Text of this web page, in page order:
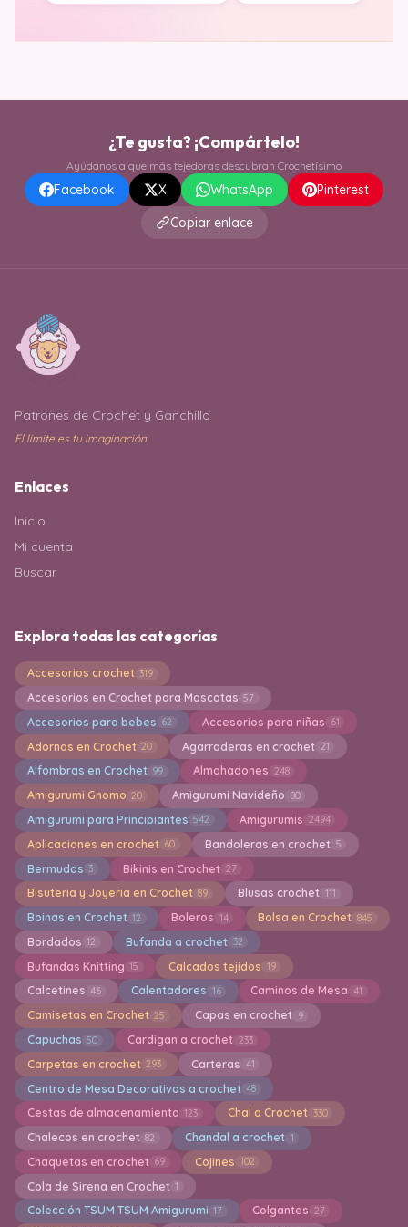
¿Te gusta? ¡Compártelo!
Ayúdanos a que más tejedoras descubran Crochetísimo
Facebook X WhatsApp
Pinterest
Copiar enlace
Patrones de Crochet y Ganchillo
El límite es tu imaginación
Enlaces
Inicio
Mi cuenta
Buscar
Explora todas las categorías
Accesorios crochet 319
Accesorios en Crochet para Mascotas 57
Accesorios para bebes 62 Accesorios para niñas 61
Adornos en Crochet 20 Agarraderas en crochet 21
Alfombras en Crochet 99 Almohadones 248
Amigurumi Gnomo 20 Amigurumi Navideño 80
Amigurumi para Principiantes 542 Amigurumis 2494
Aplicaciones en crochet 60 Bandoleras en crochet 5
Bermudas 3 Bikinis en Crochet 27
Bisuteria y Joyeria en Crochet 89 Blusas crochet 111
Boinas en Crochet 12 Boleros 14 Bolsa en Crochet 845
Bordados 12 Bufanda a crochet 32
Bufandas Knitting 15 Calcados tejidos 19
Calcetines 46 Calentadores 16 Caminos de Mesa 41
Camisetas en Crochet 25 Capas en crochet 9
Capuchas 50 Cardigan a crochet 233
Carpetas en crochet 293 Carteras 41
Centro de Mesa Decorativos a crochet 48
Cestas de almacenamiento 123 Chal a Crochet 330
Chalecos en crochet 82 Chandal a crochet 1
Chaquetas en crochet 69 Cojines 102
Cola de Sirena en Crochet 1
Colección TSUM TSUM Amigurumi 17 Colgantes 27